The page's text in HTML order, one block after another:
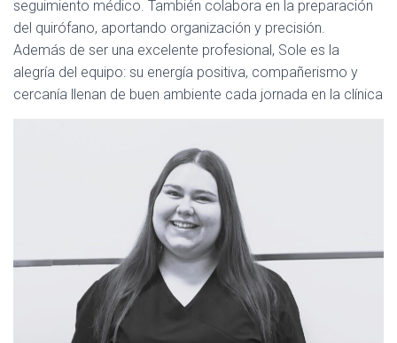
seguimiento médico. También colabora en la preparación
del quirófano, aportando organización y precisión.
Además de ser una excelente profesional, Sole es la
alegría del equipo: su energía positiva, compañerismo y
cercanía llenan de buen ambiente cada jornada en la clínica